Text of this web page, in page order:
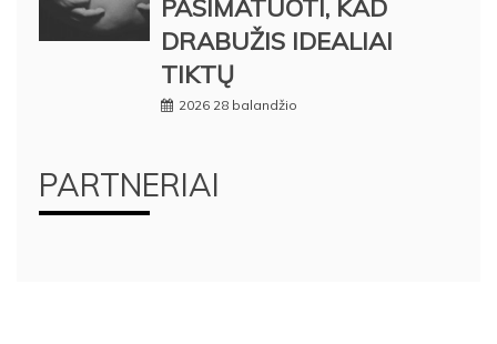
PASIMATUOTI, KAD
DRABUŽIS IDEALIAI
TIKTŲ
2026 28 balandžio
PARTNERIAI